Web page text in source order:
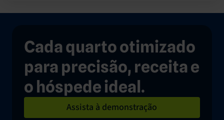
Cada quarto otimizado
para precisão, receita e
o hóspede ideal.
Assista à demonstração